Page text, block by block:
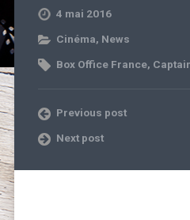
4 mai 2016
Cinéma, News
Box Office France,
Previous post
Next post